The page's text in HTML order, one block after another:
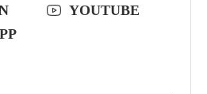
YOUTUBE